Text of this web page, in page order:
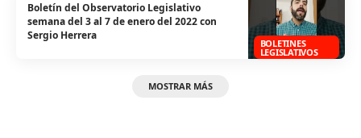
BOLETINES
LEGISLATIVOS
Boletín del Observatorio Legislativo
semana del 3 al 7 de enero del 2022 con
Sergio Herrera
MOSTRAR MÁS